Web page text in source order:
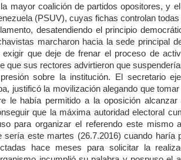
mayor coalición de partidos opositores, y
(PSUV), cuyas fichas controlan todas
desatendiendo el principio
marcharon hacia la sede principal
exigir que deje de frenar el proceso de
que sus rectores advirtieron que
sobre la institución. El secretario
justificó la movilización alegando que
le había permitido a la oposición
que la máxima autoridad electoral
para organizar el referendo este mismo
sería este martes (26.7.2016) cuando haría
hace meses para solicitar la